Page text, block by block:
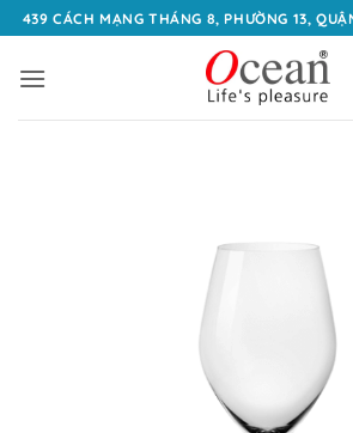
qua
nội
439 CÁCH MẠNG THÁNG 8, PHƯỜNG 13,